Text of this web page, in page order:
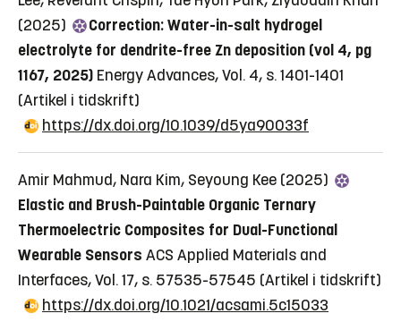
(2025)
Correction: Water-in-salt hydrogel
electrolyte for dendrite-free Zn deposition (vol 4, pg
1167, 2025) Energy Advances, Vol. 4, s. 1401-1401
(Artikel i tidskrift)
https://dx.doi.org/10.1039/d5ya90033f
Amir Mahmud, Nara Kim, Seyoung Kee (2025)
Elastic and Brush-Paintable Organic Ternary
Thermoelectric Composites for Dual-Functional
Wearable Sensors ACS Applied Materials and
Interfaces, Vol. 17, s. 57535-57545 (Artikel i tidskrift)
https://dx.doi.org/10.1021/acsami.5c15033